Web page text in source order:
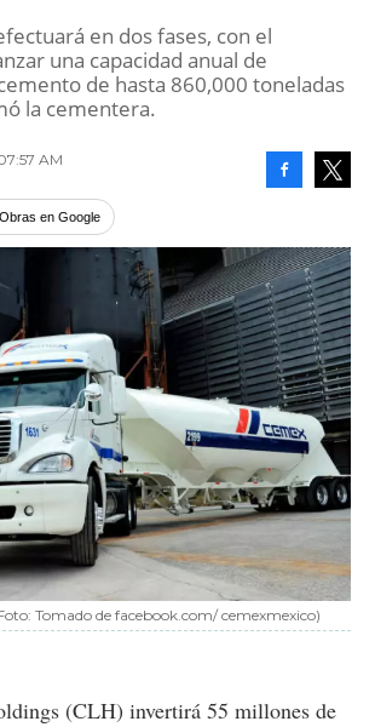
en dos fases, con el
una capacidad anual de
de hasta 860,000 toneladas
la cementera.
AM
en Google
Tomado de facebook.com/ cemexmexico)
(CLH) invertirá 55 millones de